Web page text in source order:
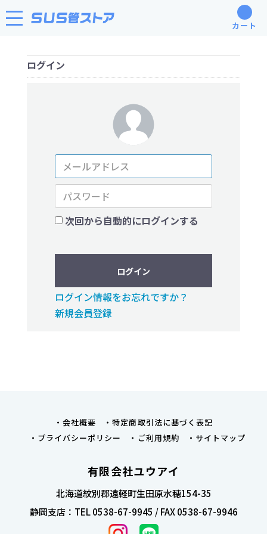
カート
ログイン
次回から自動的にログインする
ログイン
ログイン情報をお忘れですか？
新規会員登録
会社概要
特定商取引法に基づく表記
プライバシーポリシー
ご利用規約 サイトマップ
有限会社ユウアイ
北海道紋別郡遠軽町生田原水穂154-35
静岡支店：TEL 0538-67-9945 / FAX 0538-67-9946